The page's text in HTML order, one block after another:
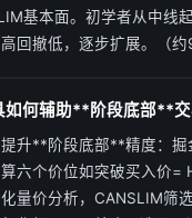
基本面。初学者从中线
回撤低，逐步扩展。（约
如何辅助**阶段底部**交
升**阶段底部**精度：掘
六个价位如突破买入价=
量价分析，CANSLIM筛